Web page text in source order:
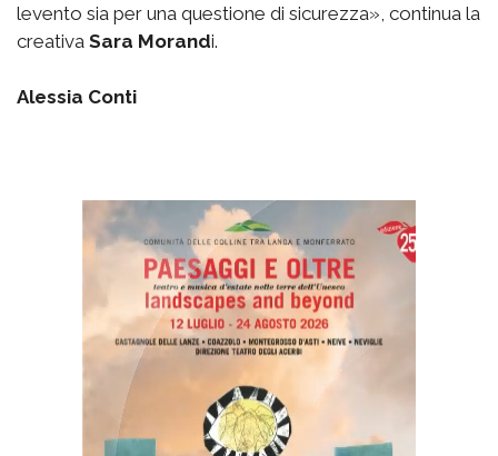
levento sia per una questione di sicurezza», continua la
creativa Sara Morandi.
Alessia Conti